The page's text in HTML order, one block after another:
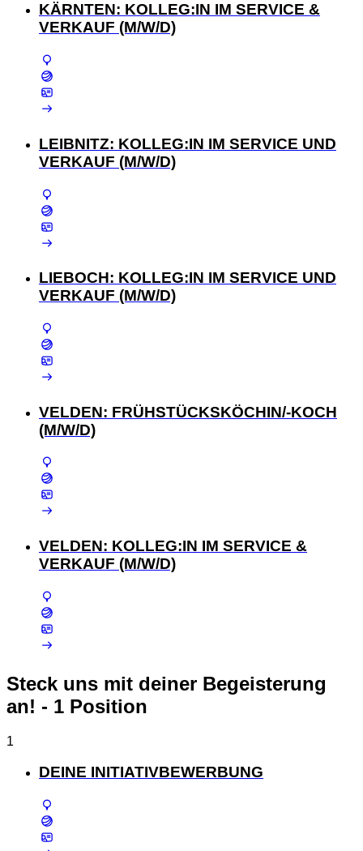
KÄRNTEN: KOLLEG:IN IM SERVICE &
VERKAUF (M/W/D)
LEIBNITZ: KOLLEG:IN IM SERVICE UND
VERKAUF (M/W/D)
LIEBOCH: KOLLEG:IN IM SERVICE UND
VERKAUF (M/W/D)
VELDEN: FRÜHSTÜCKSKÖCHIN/-KOCH
(M/W/D)
VELDEN: KOLLEG:IN IM SERVICE &
VERKAUF (M/W/D)
Steck uns mit deiner Begeisterung
an! - 1 Position
1
DEINE INITIATIVBEWERBUNG